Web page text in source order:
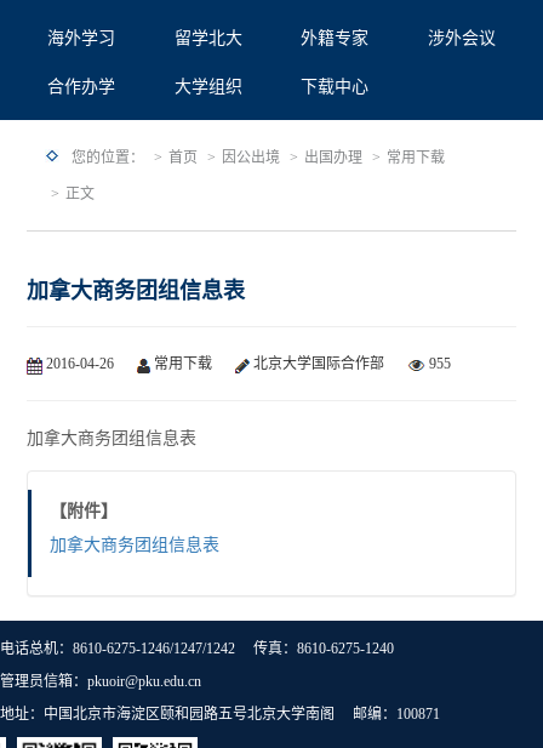
海外学习 留学北大 外籍专家 涉外会议
合作办学 大学组织 下载中心
您的位置： 首页 因公出境 出国办理 常用下载
正文
加拿大商务团组信息表
2016-04-26 常用下载 北京大学国际合作部 955
加拿大商务团组信息表
【附件】
加拿大商务团组信息表
电话总机：8610-6275-1246/1247/1242 传真：8610-6275-1240
管理员信箱：pkuoir@pku.edu.cn
地址：中国北京市海淀区颐和园路五号北京大学南阁 邮编：100871